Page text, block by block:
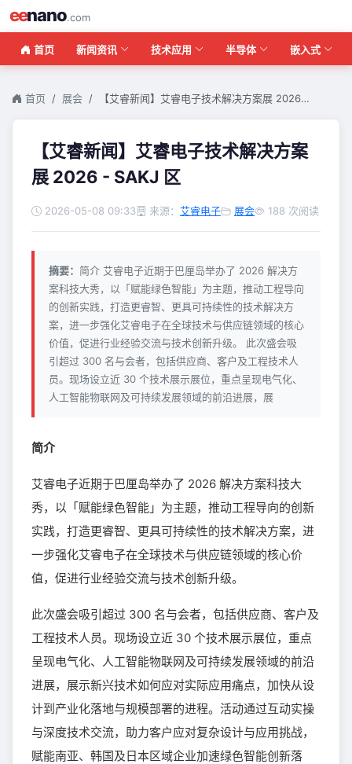
eenano.com
首页 新闻资讯 技术应用 半导体 嵌入式
首页 展会 【艾睿新闻】艾睿电子技术解决方案展 2026…
【艾睿新闻】艾睿电子技术解决方案
展 2026 - SAKJ 区
2026-05-08 09:33 来源： 艾睿电子 展会 188 次阅读
摘要： 简介 艾睿电子近期于巴厘岛举办了 2026 解决方
案科技大秀，以「赋能绿色智能」为主题，推动工程导向
的创新实践，打造更睿智、更具可持续性的技术解决方
案，进一步强化艾睿电子在全球技术与供应链领域的核心
价值，促进行业经验交流与技术创新升级。 此次盛会吸
引超过 300 名与会者，包括供应商、客户及工程技术人
员。现场设立近 30 个技术展示展位，重点呈现电气化、
人工智能物联网及可持续发展领域的前沿进展，展
简介
艾睿电子近期于巴厘岛举办了 2026 解决方案科技大
秀，以「赋能绿色智能」为主题，推动工程导向的创新
实践，打造更睿智、更具可持续性的技术解决方案，进
一步强化艾睿电子在全球技术与供应链领域的核心价
值，促进行业经验交流与技术创新升级。
此次盛会吸引超过 300 名与会者，包括供应商、客户及
工程技术人员。现场设立近 30 个技术展示展位，重点
呈现电气化、人工智能物联网及可持续发展领域的前沿
进展，展示新兴技术如何应对实际应用痛点，加快从设
计到产业化落地与规模部署的进程。活动通过互动实操
与深度技术交流，助力客户应对复杂设计与应用挑战，
赋能南亚、韩国及日本区域企业加速绿色智能创新落